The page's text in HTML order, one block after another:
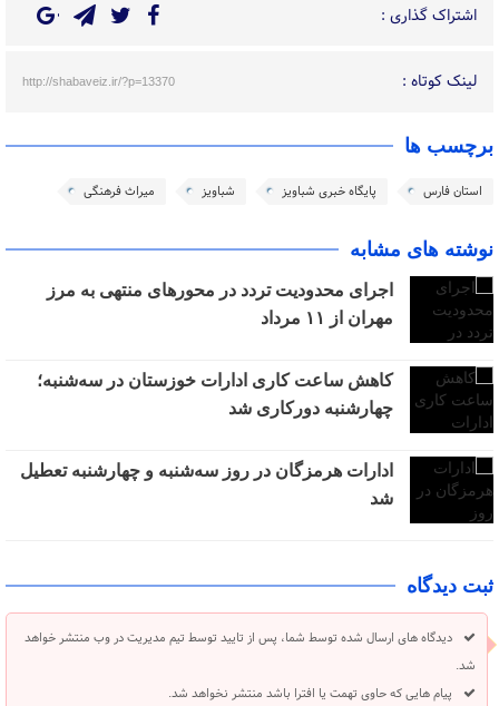
اشتراک گذاری :
لینک کوتاه : http://shabaveiz.ir/?p=13370
برچسب ها
استان فارس پایگاه خبری شباویز شباویز میراث فرهنگی
نوشته های مشابه
اجرای محدودیت تردد در محورهای منتهی به مرز
مهران از ۱۱ مرداد
کاهش ساعت کاری ادارات خوزستان در سه‌شنبه؛
چهارشنبه دورکاری شد
ادارات هرمزگان در روز سه‌شنبه و چهارشنبه تعطیل
شد
ثبت دیدگاه
دیدگاه های ارسال شده توسط شما، پس از تایید توسط تیم مدیریت در وب منتشر خواهد
شد.
پیام هایی که حاوی تهمت یا افترا باشد منتشر نخواهد شد.